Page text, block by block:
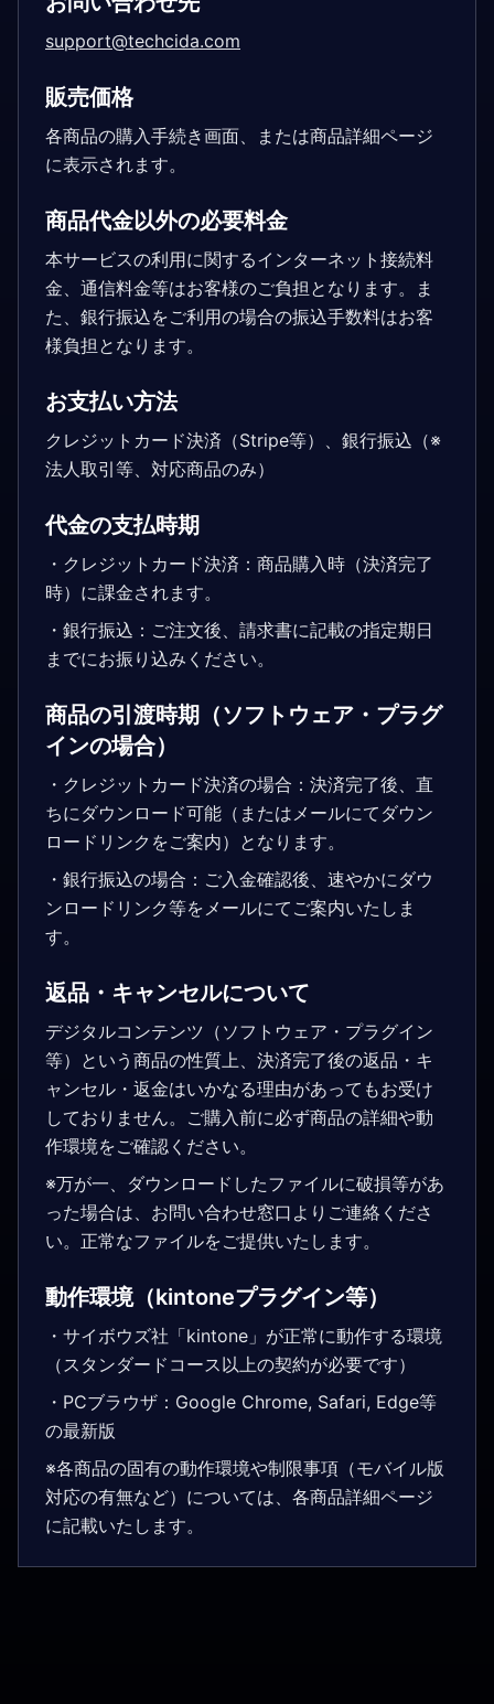
support@techcida.com
販売価格
各商品の購入手続き画面、または商品詳細ページ
に表示されます。
商品代金以外の必要料金
本サービスの利用に関するインターネット接続料
金、通信料金等はお客様のご負担となります。ま
た、銀行振込をご利用の場合の振込手数料はお客
様負担となります。
お支払い方法
クレジットカード決済（Stripe等）、銀行振込（※
法人取引等、対応商品のみ）
代金の支払時期
・クレジットカード決済：商品購入時（決済完了
時）に課金されます。
・銀行振込：ご注文後、請求書に記載の指定期日
までにお振り込みください。
商品の引渡時期（ソフトウェア・プラグ
インの場合）
・クレジットカード決済の場合：決済完了後、直
ちにダウンロード可能（またはメールにてダウン
ロードリンクをご案内）となります。
・銀行振込の場合：ご入金確認後、速やかにダウ
ンロードリンク等をメールにてご案内いたしま
す。
返品・キャンセルについて
デジタルコンテンツ（ソフトウェア・プラグイン
等）という商品の性質上、決済完了後の返品・キ
ャンセル・返金はいかなる理由があってもお受け
しておりません。ご購入前に必ず商品の詳細や動
作環境をご確認ください。
※万が一、ダウンロードしたファイルに破損等があ
った場合は、お問い合わせ窓口よりご連絡くださ
い。正常なファイルをご提供いたします。
動作環境（kintoneプラグイン等）
・サイボウズ社「kintone」が正常に動作する環境
（スタンダードコース以上の契約が必要です）
・PCブラウザ：Google Chrome, Safari, Edge等
の最新版
※各商品の固有の動作環境や制限事項（モバイル版
対応の有無など）については、各商品詳細ページ
に記載いたします。